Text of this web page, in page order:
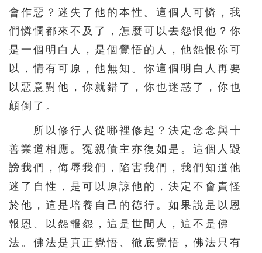
會作惡？迷失了他的本性。這個人可憐，我
們憐憫都來不及了，怎麼可以去怨恨他？你
是一個明白人，是個覺悟的人，他怨恨你可
以，情有可原，他無知。你這個明白人再要
以惡意對他，你就錯了，你也迷惑了，你也
顛倒了。
所以修行人從哪裡修起？決定念念與十
善業道相應。冤親債主亦復如是。這個人毀
謗我們，侮辱我們，陷害我們，我們知道他
迷了自性，是可以原諒他的，決定不會責怪
於他，這是培養自己的德行。如果說是以恩
報恩、以怨報怨，這是世間人，這不是佛
法。佛法是真正覺悟、徹底覺悟，佛法只有